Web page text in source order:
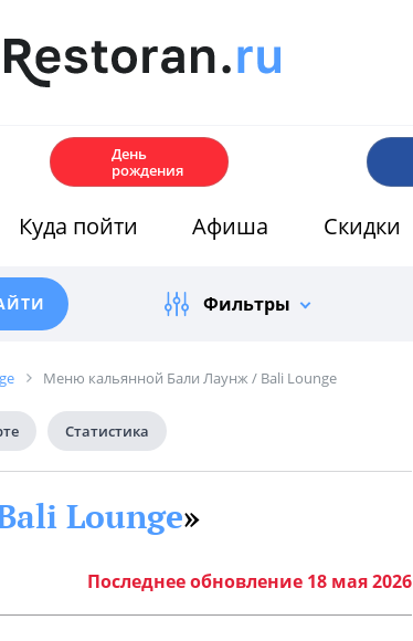
День
рождения
Куда пойти Афиша Скидки
Фильтры
Меню кальянной Бали Лаунж / Bali Lounge
Статистика
Lounge»
Последнее обновление 18 мая 2026